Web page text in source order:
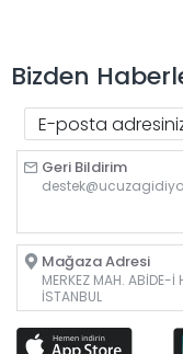
Bizden
Geri Bildirim
Mağaza Adresi
MERKEZ MAH. ABİDE-İ
İSTANBUL